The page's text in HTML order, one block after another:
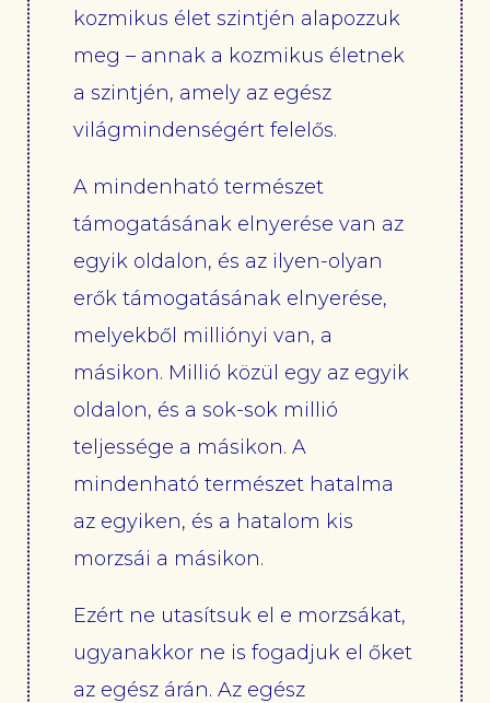
kozmikus élet szintjén alapozzuk
meg – annak a kozmikus életnek
a szintjén, amely az egész
világmindenségért felelős.
A mindenható természet
támogatásának elnyerése van az
egyik oldalon, és az ilyen-olyan
erők támogatásának elnyerése,
melyekből milliónyi van, a
másikon. Millió közül egy az egyik
oldalon, és a sok-sok millió
teljessége a másikon. A
mindenható természet hatalma
az egyiken, és a hatalom kis
morzsái a másikon.
Ezért ne utasítsuk el e morzsákat,
ugyanakkor ne is fogadjuk el őket
az egész árán. Az egész